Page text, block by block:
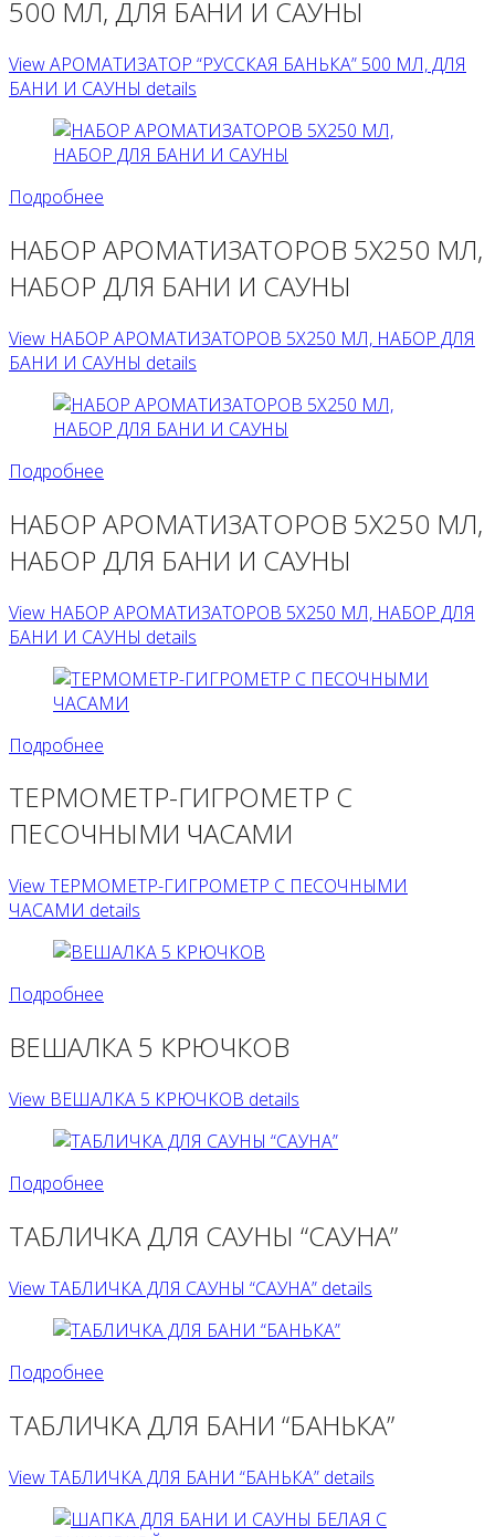
500 МЛ, ДЛЯ БАНИ И САУНЫ
View АРОМАТИЗАТОР “РУССКАЯ БАНЬКА” 500 МЛ, ДЛЯ
БАНИ И САУНЫ details
Подробнее
НАБОР АРОМАТИЗАТОРОВ 5Х250 МЛ,
НАБОР ДЛЯ БАНИ И САУНЫ
View НАБОР АРОМАТИЗАТОРОВ 5Х250 МЛ, НАБОР ДЛЯ
БАНИ И САУНЫ details
Подробнее
НАБОР АРОМАТИЗАТОРОВ 5Х250 МЛ,
НАБОР ДЛЯ БАНИ И САУНЫ
View НАБОР АРОМАТИЗАТОРОВ 5Х250 МЛ, НАБОР ДЛЯ
БАНИ И САУНЫ details
Подробнее
ТЕРМОМЕТР-ГИГРОМЕТР С
ПЕСОЧНЫМИ ЧАСАМИ
View ТЕРМОМЕТР-ГИГРОМЕТР С ПЕСОЧНЫМИ
ЧАСАМИ details
Подробнее
ВЕШАЛКА 5 КРЮЧКОВ
View ВЕШАЛКА 5 КРЮЧКОВ details
Подробнее
ТАБЛИЧКА ДЛЯ САУНЫ “САУНА”
View ТАБЛИЧКА ДЛЯ САУНЫ “САУНА” details
Подробнее
ТАБЛИЧКА ДЛЯ БАНИ “БАНЬКА”
View ТАБЛИЧКА ДЛЯ БАНИ “БАНЬКА” details